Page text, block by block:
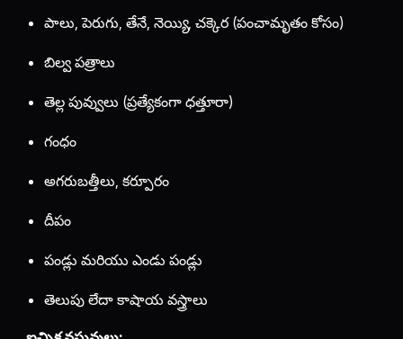
పాలు, పెరుగు, తేనే, నెయ్యి, చక్కెర (పంచామృతం కోసం)
బిల్వ పత్రాలు
తెల్ల పువ్వులు (ప్రత్యేకంగా ధత్తూరా)
గంధం
అగరుబత్తీలు, కర్పూరం
దీపం
పండ్లు మరియు ఎండు పండ్లు
తెలుపు లేదా కాషాయ వస్త్రాలు